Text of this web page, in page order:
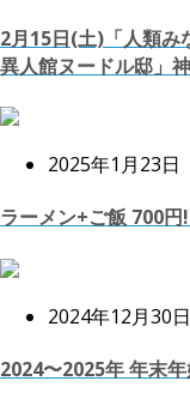
2月15日(土)「人類み
異人館ヌードル邸」
2025年1月23日
ラーメン+ご飯 700円
2024年12月30日
2024〜2025年 年末